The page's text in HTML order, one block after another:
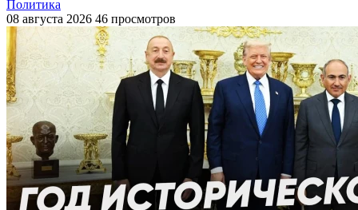
Политика
08 августа 2026 46 просмотров